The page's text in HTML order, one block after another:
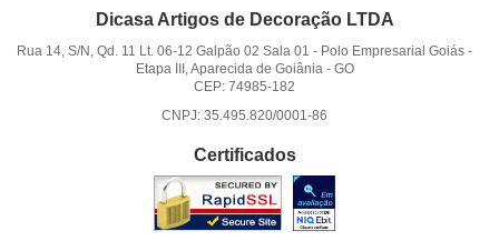
Dicasa Artigos de Decoração LTDA
Rua 14, S/N, Qd. 11 Lt. 06-12 Galpão 02 Sala 01 - Polo Empresarial Goiás -
Etapa III, Aparecida de Goiânia- GO
CEP: 74985-182
CNPJ: 35.495.820/0001-86
Certificados